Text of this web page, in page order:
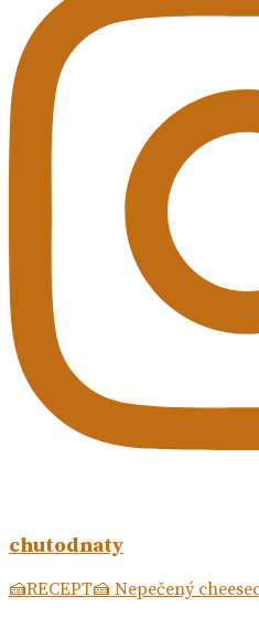
chutodnaty
🍰RECEPT🍰 Nepečený